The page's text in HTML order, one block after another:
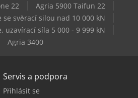
22
Agria 5900 Taifun 22
se svěrací silou nad 10 000 kN
uzavírací síla 5 000 - 9 999 kN
Agria 3400
Servis a podpora
Přihlásit se